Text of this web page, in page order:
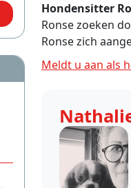
Hondensitter
Ronse zoeken
Ronse zich
Meldt u aan als